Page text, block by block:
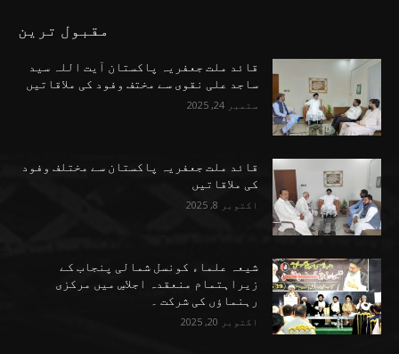
مقبول ترین
قائد ملت جعفریہ پاکستان آیت اللہ سید
ساجد علی نقوی سے مختف وفود کی ملاقاتیں
ستمبر 24, 2025
قائد ملت جعفریہ پاکستان سے مختلف وفود
کی ملاقاتیں
اکتوبر 8, 2025
شیعہ علماء کونسل شمالی پنجاب کے
زیراہتمام منعقدہ اجلاسِ میں مرکزی
رہنماؤں کی شرکت ۔
اکتوبر 20, 2025